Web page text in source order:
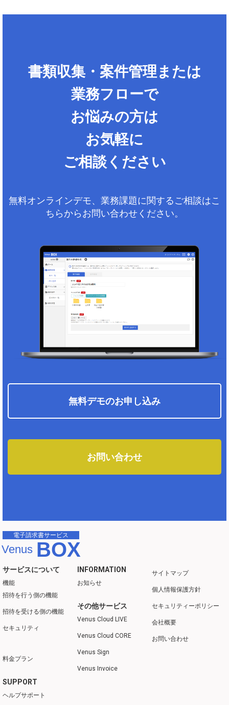
書類収集・案件管理または
業務フローで
お悩みの方は
お気軽に
ご相談ください
無料オンラインデモ、業務課題に関するご相談はこ
ちらからお問い合わせください。
無料デモのお申し込み
お問い合わせ
電子請求書サービス
Venus BOX
サービスについて
機能
招待を行う側の機能
招待を受ける側の機能
セキュリティ
料金プラン
SUPPORT
ヘルプサポート
INFORMATION
お知らせ
その他サービス
Venus Cloud LIVE
Venus Cloud CORE
Venus Sign
Venus Invoice
サイトマップ
個人情報保護方針
セキュリティーポリシー
会社概要
お問い合わせ